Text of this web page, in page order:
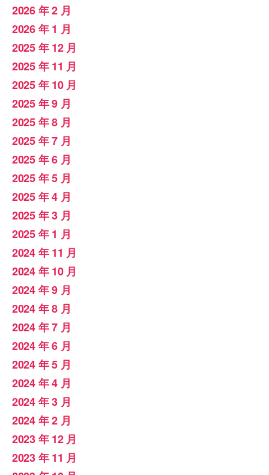
2026 年 2 月
2026 年 1 月
2025 年 12 月
2025 年 11 月
2025 年 10 月
2025 年 9 月
2025 年 8 月
2025 年 7 月
2025 年 6 月
2025 年 5 月
2025 年 4 月
2025 年 3 月
2025 年 1 月
2024 年 11 月
2024 年 10 月
2024 年 9 月
2024 年 8 月
2024 年 7 月
2024 年 6 月
2024 年 5 月
2024 年 4 月
2024 年 3 月
2024 年 2 月
2023 年 12 月
2023 年 11 月